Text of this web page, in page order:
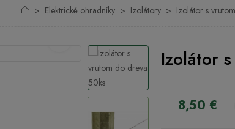
Elektrické ohradníky Izolátory Izolátor s
Izolátor
8,50 €